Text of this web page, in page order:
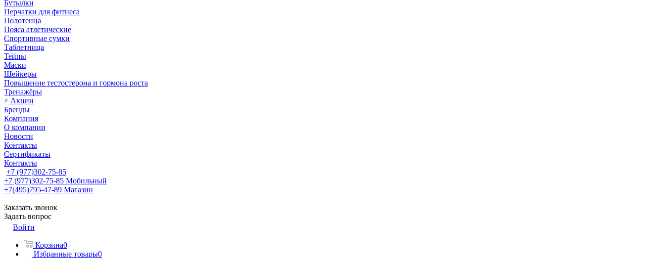
Бутылки
Перчатки для фитнеса
Полотенца
Пояса атлетические
Спортивные сумки
Таблетница
Тейпы
Маски
Шейкеры
Повышение тестостерона и гормона роста
Тренажёры
Акции
Бренды
Компания
О компании
Новости
Контакты
Сертификаты
Контакты
+7 (977)302-75-85
+7 (977)302-75-85 Мобильный
+7(495)795-47-89 Магазин
Заказать звонок
Задать вопрос
Войти
Корзина0
Избранные товары0